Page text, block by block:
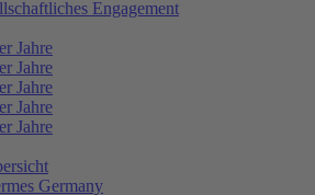
Engagement
Jahre
Jahre
Jahre
Jahre
Jahre
Germany